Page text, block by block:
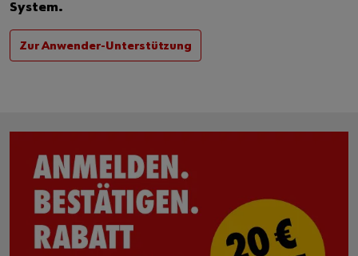
System.
Zur Anwender-Unterstützung